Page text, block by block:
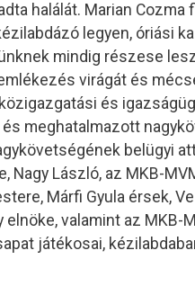
halálát. Marian Cozma
legyen, óriási
mindig részese
virágát és
és
meghatalmazott
belügyi
Nagy László, az MKB-
Márfi Gyula érsek,
elnöke, valamint az
játékosai,